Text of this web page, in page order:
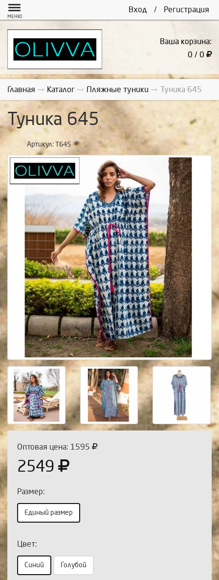
Вход / Регистрация
МЕНЮ
Ваша корзина:
0 / 0
Главная Каталог Пляжные туники Туника 645
Туника 645
Артикул: Т645
Оптовая цена: 1595
2549
Размер:
Единый размер
Цвет:
Синий Голубой
Выберите количество: